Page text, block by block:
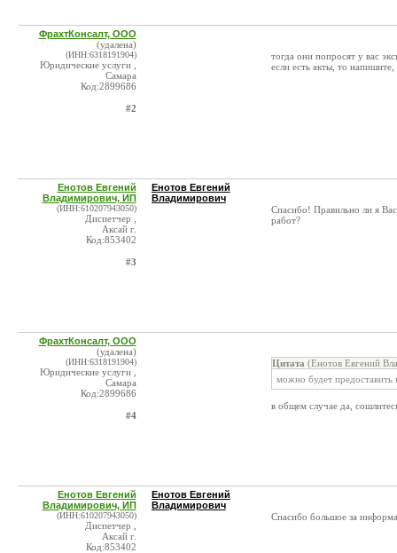
ФрахтКонсалт, ООО
(удалена)
(ИНН:6318191904)
Юридические услуги ,
Самара
Код:2899686
#2
тогда они попросят у вас
если есть акты, то
Енотов Евгений
Владимирович, ИП
(ИНН:610207943050)
Диспетчер ,
Аксай г.
Код:853402
#3
Енотов Евгений
Владимирович
Спасибо! Правильно ли я
работ?
ФрахтКонсалт, ООО
(удалена)
(ИНН:6318191904)
Юридические услуги ,
Самара
Код:2899686
#4
Цитата (Енотов Евгений
можно будет предоставить
в общем случае да,
Енотов Евгений
Владимирович, ИП
(ИНН:610207943050)
Диспетчер ,
Аксай г.
Код:853402
Енотов Евгений
Владимирович
Спасибо большое за